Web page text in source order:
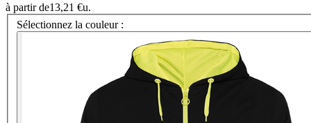
à partir de13,21 €u.
Sélectionnez la couleur :